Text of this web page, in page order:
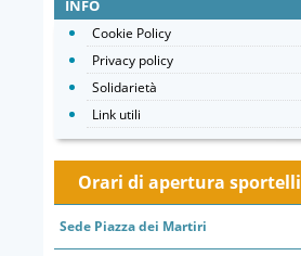
INFO
Cookie Policy
Privacy policy
Solidarietà
Link utili
Orari di apertura sportelli
Sede Piazza dei Martiri